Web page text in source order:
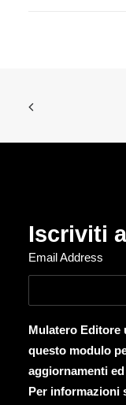
Iscriviti
Email Address
Mulatero Editore
questo modulo
aggiornamenti
Per informazioni